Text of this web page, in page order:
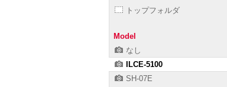
トップフォルダ
Model
なし
ILCE-5100
SH-07E